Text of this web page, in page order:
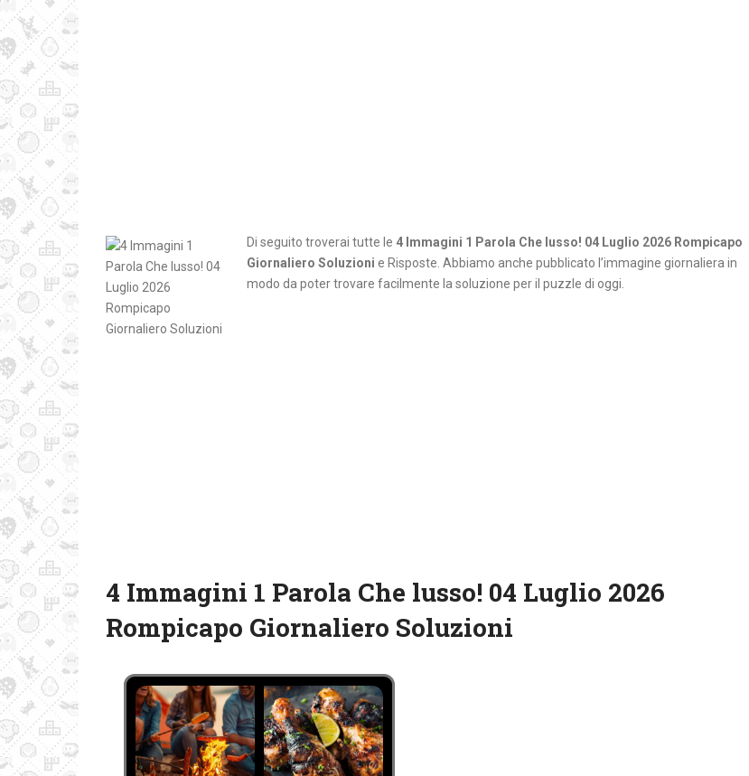
Di seguito troverai tutte le 4 Immagini 1 Parola Che lusso! 04 Luglio 2026 Rompicapo
Giornaliero Soluzioni e Risposte. Abbiamo anche pubblicato l’immagine giornaliera in
modo da poter trovare facilmente la soluzione per il puzzle di oggi.
4 Immagini 1 Parola Che lusso! 04 Luglio 2026
Rompicapo Giornaliero Soluzioni